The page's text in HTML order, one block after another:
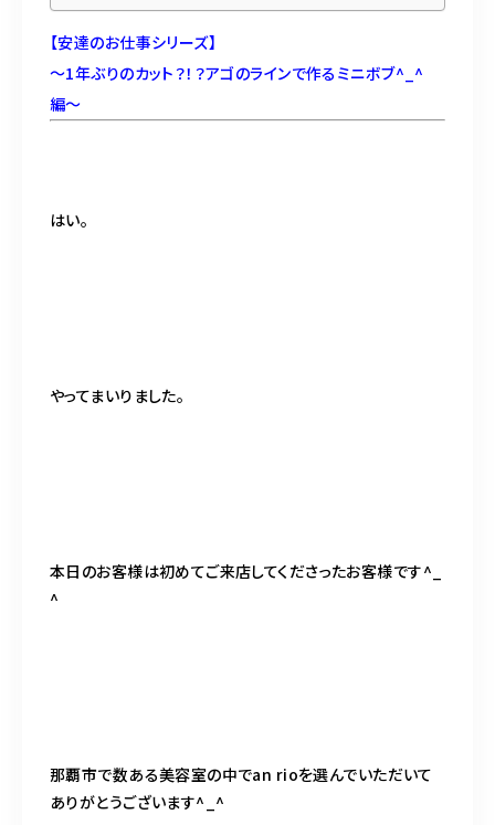
【安達のお仕事シリーズ】
〜1年ぶりのカット？！？アゴのラインで作るミニボブ^_^
編〜
はい。
やってまいりました。
本日のお客様は初めてご来店してくださったお客様です^_
^
那覇市で数ある美容室の中でan rioを選んでいただいて
ありがとうございます^_^